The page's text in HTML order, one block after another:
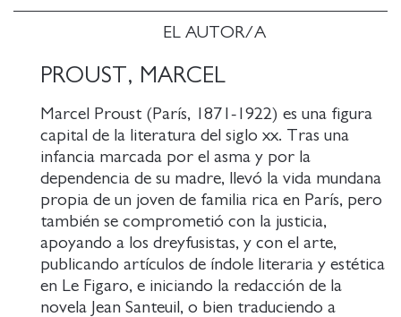
EL AUTOR/A
PROUST, MARCEL
Marcel Proust (París, 1871-1922) es una figura
capital de la literatura del siglo xx. Tras una
infancia marcada por el asma y por la
dependencia de su madre, llevó la vida mundana
propia de un joven de familia rica en París, pero
también se comprometió con la justicia,
apoyando a los dreyfusistas, y con el arte,
publicando artículos de índole literaria y estética
en Le Figaro, e iniciando la redacción de la
novela Jean Santeuil, o bien traduciendo a